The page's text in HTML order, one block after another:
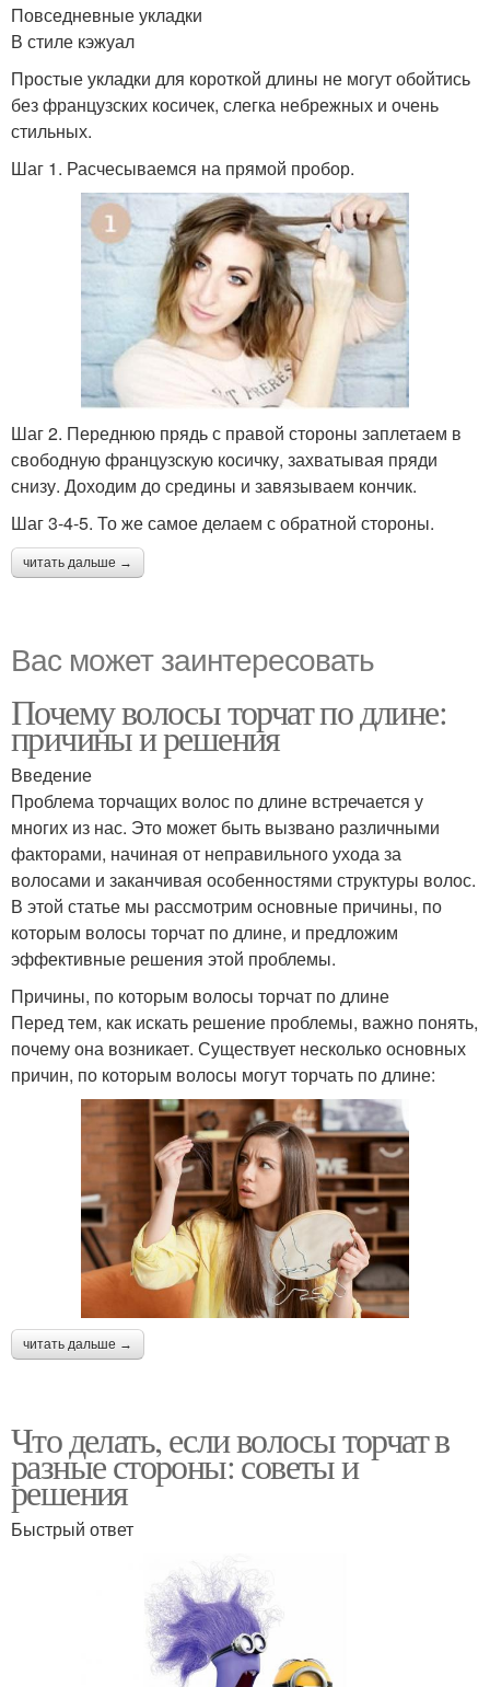
Повседневные укладки
В стиле кэжуал
Простые укладки для короткой длины не могут обойтись
без французских косичек, слегка небрежных и очень
стильных.
Шаг 1. Расчесываемся на прямой пробор.
Шаг 2. Переднюю прядь с правой стороны заплетаем в
свободную французскую косичку, захватывая пряди
снизу. Доходим до средины и завязываем кончик.
Шаг 3-4-5. То же самое делаем с обратной стороны.
читать дальше →
Вас может заинтересовать
Почему волосы торчат по длине:
причины и решения
Введение
Проблема торчащих волос по длине встречается у
многих из нас. Это может быть вызвано различными
факторами, начиная от неправильного ухода за
волосами и заканчивая особенностями структуры волос.
В этой статье мы рассмотрим основные причины, по
которым волосы торчат по длине, и предложим
эффективные решения этой проблемы.
Причины, по которым волосы торчат по длине
Перед тем, как искать решение проблемы, важно понять,
почему она возникает. Существует несколько основных
причин, по которым волосы могут торчать по длине:
читать дальше →
Что делать, если волосы торчат в
разные стороны: советы и
решения
Быстрый ответ